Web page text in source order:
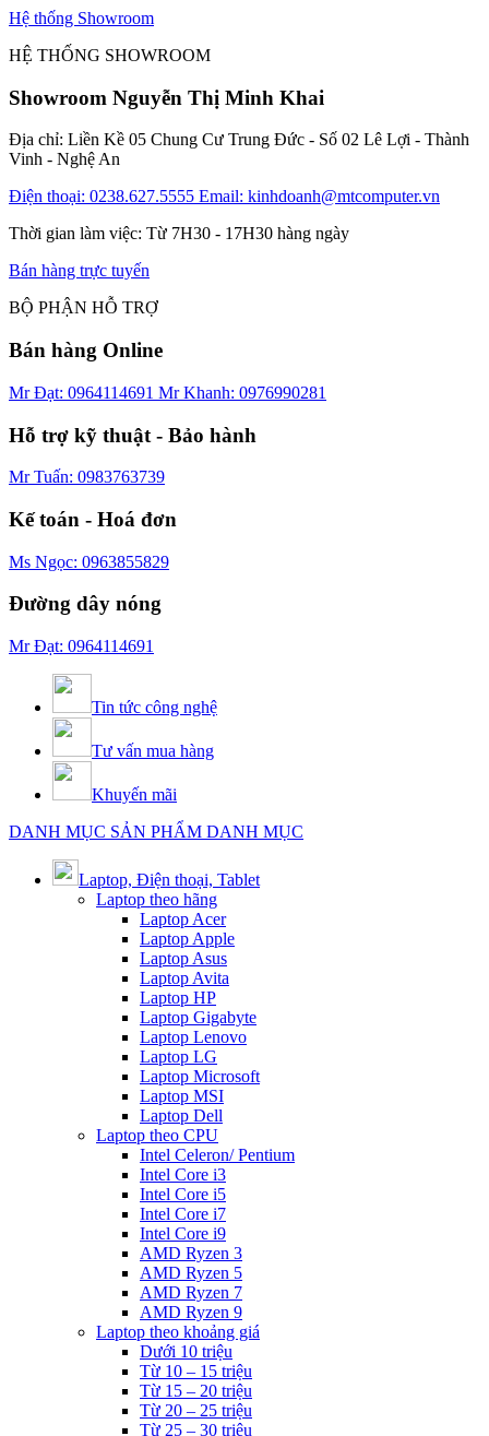
Hệ thống Showroom
HỆ THỐNG SHOWROOM
Showroom Nguyễn Thị Minh Khai
Địa chỉ: Liền Kề 05 Chung Cư Trung Đức - Số 02 Lê Lợi - Thành
Vinh - Nghệ An
Điện thoại: 0238.627.5555 Email: kinhdoanh@mtcomputer.vn
Thời gian làm việc: Từ 7H30 - 17H30 hàng ngày
Bán hàng trực tuyến
BỘ PHẬN HỖ TRỢ
Bán hàng Online
Mr Đạt: 0964114691 Mr Khanh: 0976990281
Hỗ trợ kỹ thuật - Bảo hành
Mr Tuấn: 0983763739
Kế toán - Hoá đơn
Ms Ngọc: 0963855829
Đường dây nóng
Mr Đạt: 0964114691
Tin tức công nghệ
Tư vấn mua hàng
Khuyến mãi
DANH MỤC SẢN PHẨM DANH MỤC
Laptop, Điện thoại, Tablet
Laptop theo hãng
Laptop Acer
Laptop Apple
Laptop Asus
Laptop Avita
Laptop HP
Laptop Gigabyte
Laptop Lenovo
Laptop LG
Laptop Microsoft
Laptop MSI
Laptop Dell
Laptop theo CPU
Intel Celeron/ Pentium
Intel Core i3
Intel Core i5
Intel Core i7
Intel Core i9
AMD Ryzen 3
AMD Ryzen 5
AMD Ryzen 7
AMD Ryzen 9
Laptop theo khoảng giá
Dưới 10 triệu
Từ 10 – 15 triệu
Từ 15 – 20 triệu
Từ 20 – 25 triệu
Từ 25 – 30 triệu